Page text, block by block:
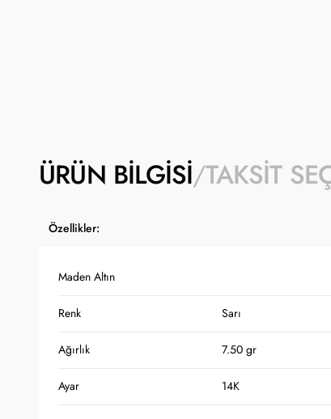
ÜRÜN BILGISI TAKSIT
Özellikler:
Maden Altın
Renk Sarı
Ağırlık 7.50 gr
Ayar 14K